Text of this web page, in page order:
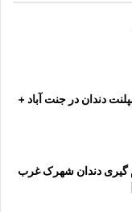
دندان در جنت آباد +
گیری دندان شهرک غرب